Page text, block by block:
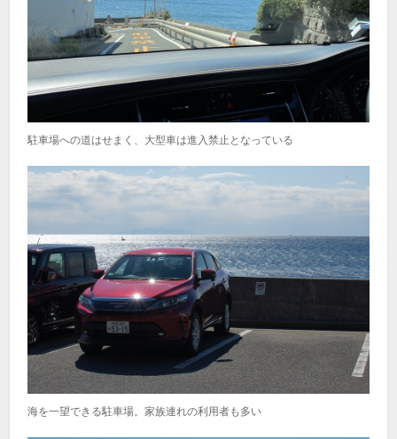
駐車場への道はせまく、大型車は進入禁止となっている
海を一望できる駐車場。家族連れの利用者も多い